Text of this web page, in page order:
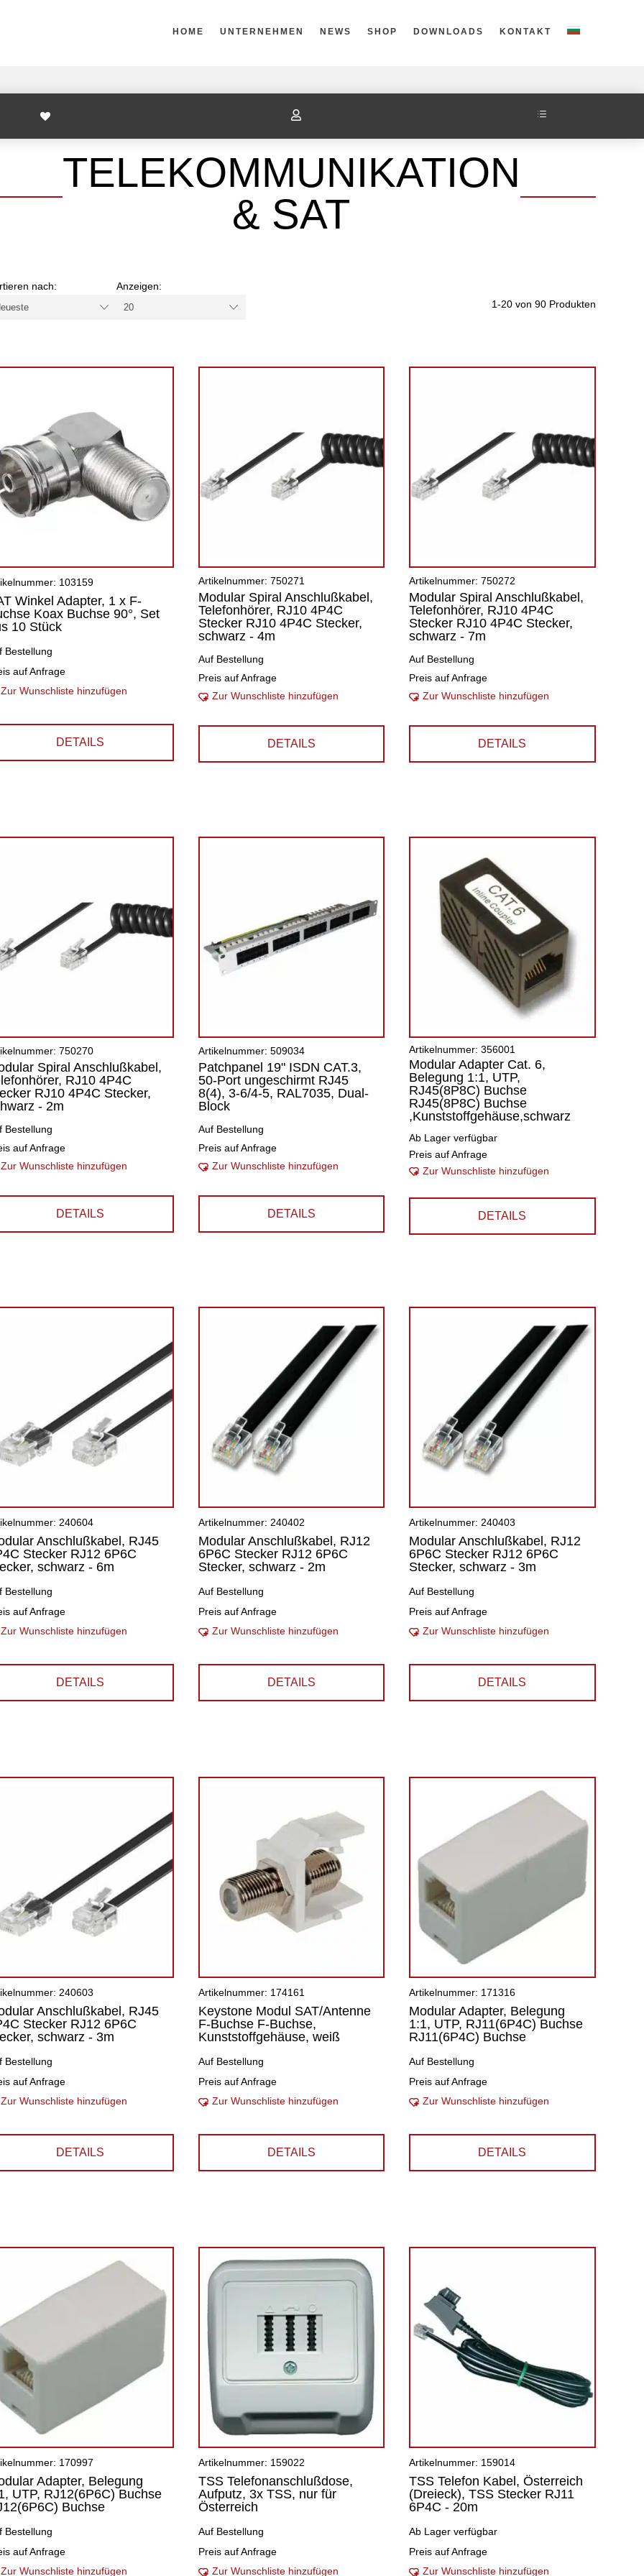
HOME UNTERNEHMEN NEWS SHOP DOWNLOADS KONTAKT
 d
TELEKOMMUNIKATION
& SAT
nach:
Anzeigen:
1-20 von 90 Produkten
103159
Winkel Adapter, 1 x F-
Koax Buchse 90°, Set
10 Stück
Bestellung
auf Anfrage
Zur Wunschliste hinzufügen
DETAILS
Artikelnummer: 750271
Modular Spiral Anschlußkabel,
Telefonhörer, RJ10 4P4C
Stecker RJ10 4P4C Stecker,
schwarz - 4m
Auf Bestellung
Preis auf Anfrage
Zur Wunschliste hinzufügen
DETAILS
Artikelnummer: 750272
Modular Spiral Anschlußkabel,
Telefonhörer, RJ10 4P4C
Stecker RJ10 4P4C Stecker,
schwarz - 7m
Auf Bestellung
Preis auf Anfrage
Zur Wunschliste hinzufügen
DETAILS
750270
Spiral Anschlußkabel,
RJ10 4P4C
RJ10 4P4C Stecker,
- 2m
Bestellung
auf Anfrage
Zur Wunschliste hinzufügen
DETAILS
Artikelnummer: 509034
Patchpanel 19" ISDN CAT.3,
50-Port ungeschirmt RJ45
8(4), 3-6/4-5, RAL7035, Dual-
Block
Auf Bestellung
Preis auf Anfrage
Zur Wunschliste hinzufügen
DETAILS
Artikelnummer: 356001
Modular Adapter Cat. 6,
Belegung 1:1, UTP,
RJ45(8P8C) Buchse
RJ45(8P8C) Buchse
,Kunststoffgehäuse,schwarz
Ab Lager verfügbar
Preis auf Anfrage
Zur Wunschliste hinzufügen
DETAILS
240604
Anschlußkabel, RJ45
Stecker RJ12 6P6C
schwarz - 6m
Bestellung
auf Anfrage
Zur Wunschliste hinzufügen
DETAILS
Artikelnummer: 240402
Modular Anschlußkabel, RJ12
6P6C Stecker RJ12 6P6C
Stecker, schwarz - 2m
Auf Bestellung
Preis auf Anfrage
Zur Wunschliste hinzufügen
DETAILS
Artikelnummer: 240403
Modular Anschlußkabel, RJ12
6P6C Stecker RJ12 6P6C
Stecker, schwarz - 3m
Auf Bestellung
Preis auf Anfrage
Zur Wunschliste hinzufügen
DETAILS
240603
Anschlußkabel, RJ45
Stecker RJ12 6P6C
schwarz - 3m
Bestellung
auf Anfrage
Zur Wunschliste hinzufügen
DETAILS
Artikelnummer: 174161
Keystone Modul SAT/Antenne
F-Buchse F-Buchse,
Kunststoffgehäuse, weiß
Auf Bestellung
Preis auf Anfrage
Zur Wunschliste hinzufügen
DETAILS
Artikelnummer: 171316
Modular Adapter, Belegung
1:1, UTP, RJ11(6P4C) Buchse
RJ11(6P4C) Buchse
Auf Bestellung
Preis auf Anfrage
Zur Wunschliste hinzufügen
DETAILS
170997
Adapter, Belegung
UTP, RJ12(6P6C) Buchse
Buchse
Bestellung
auf Anfrage
Zur Wunschliste hinzufügen
Artikelnummer: 159022
TSS Telefonanschlußdose,
Aufputz, 3x TSS, nur für
Österreich
Auf Bestellung
Preis auf Anfrage
Zur Wunschliste hinzufügen
Artikelnummer: 159014
TSS Telefon Kabel, Österreich
(Dreieck), TSS Stecker RJ11
6P4C - 20m
Ab Lager verfügbar
Preis auf Anfrage
Zur Wunschliste hinzufügen